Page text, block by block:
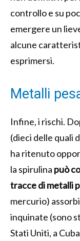
controllo e su
emergere un
alcune
esprimersi.
Metalli
Infine, i rischi.
(dieci delle quali
ha ritenuto
la spirulina può
tracce di metalli
mercurio)
inquinate (sono
Stati Uniti, a